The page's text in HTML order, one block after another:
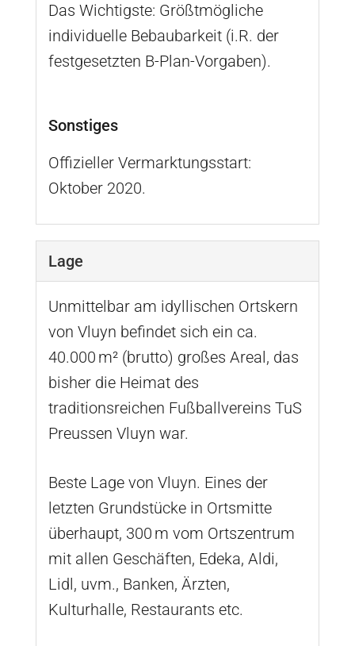
Das Wichtigste: Größtmögliche
individuelle Bebaubarkeit (i.R. der
festgesetzten B-Plan-Vorgaben).
Sonstiges
Offizieller Vermarktungsstart:
Oktober 2020.
Lage
Unmittelbar am idyllischen Ortskern
von Vluyn befindet sich ein ca.
40.000 m² (brutto) großes Areal, das
bisher die Heimat des
traditionsreichen Fußballvereins TuS
Preussen Vluyn war.
Beste Lage von Vluyn. Eines der
letzten Grundstücke in Ortsmitte
überhaupt, 300 m vom Ortszentrum
mit allen Geschäften, Edeka, Aldi,
Lidl, uvm., Banken, Ärzten,
Kulturhalle, Restaurants etc.